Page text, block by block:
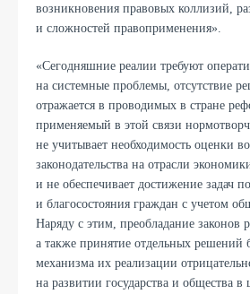
возникновения правовых коллизий,
и сложностей правоприменения».
«Сегодняшние реалии требуют
на системные проблемы, отсутствие
отражается в проводимых в стране
применяемый в этой связи
не учитывает необходимость оценки
законодательства на отрасли
и не обеспечивает достижение задач
и благосостояния граждан с учетом
Наряду с этим, преобладание законов
а также принятие отдельных решений
механизма их реализации
на развитии государства и общества